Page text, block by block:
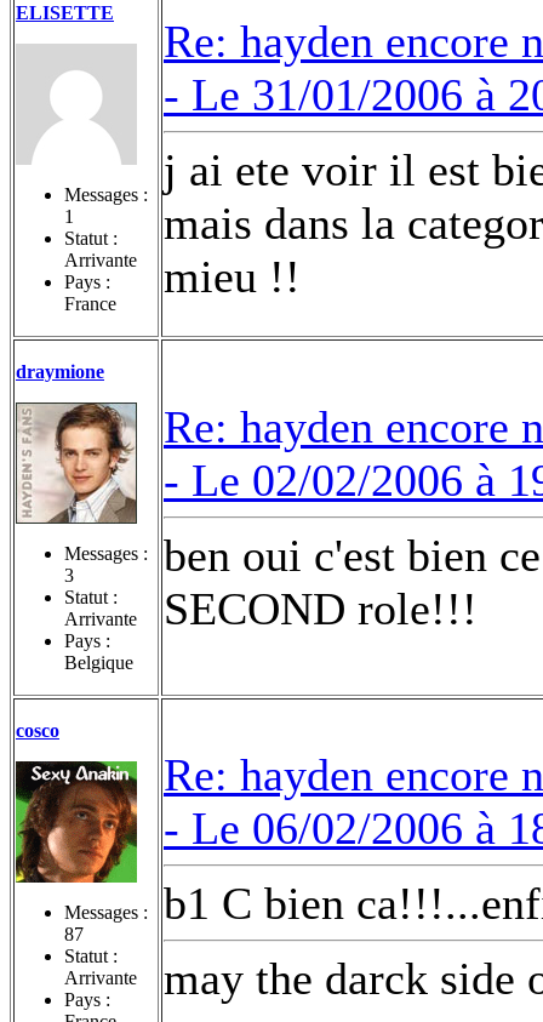
ELISETTE
Messages :
1
Statut :
Arrivante
Pays :
France
Re: hayden encore
- Le 31/01/2006 à
j ai ete voir il est
mais dans la
mieu !!
draymione
Messages :
3
Statut :
Arrivante
Pays :
Belgique
Re: hayden encore
- Le 02/02/2006 à
ben oui c'est bien
SECOND role!!!
cosco
Messages :
87
Statut :
Arrivante
Pays :
Re: hayden encore
- Le 06/02/2006 à
b1 C bien
may the darck